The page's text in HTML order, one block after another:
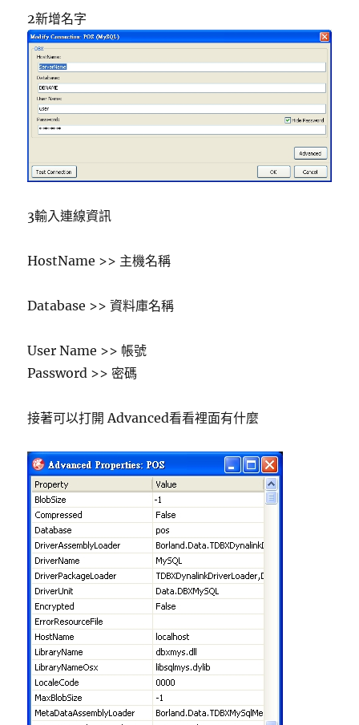
2新增名字
3輸入連線資訊
HostName >> 主機名稱
Database >> 資料庫名稱
User Name >> 帳號
Password >> 密碼
接著可以打開 Advanced看看裡面有什麼